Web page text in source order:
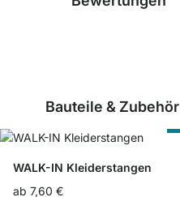
Bauteile & Zubehör
WALK-IN Kleiderstangen
ab 7,60 €